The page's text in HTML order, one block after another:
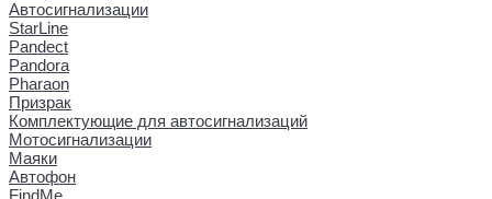
Автосигнализации
StarLine
Pandect
Pandora
Pharaon
Призрак
Комплектующие для автосигнализаций
Мотосигнализации
Маяки
Автофон
FindMe